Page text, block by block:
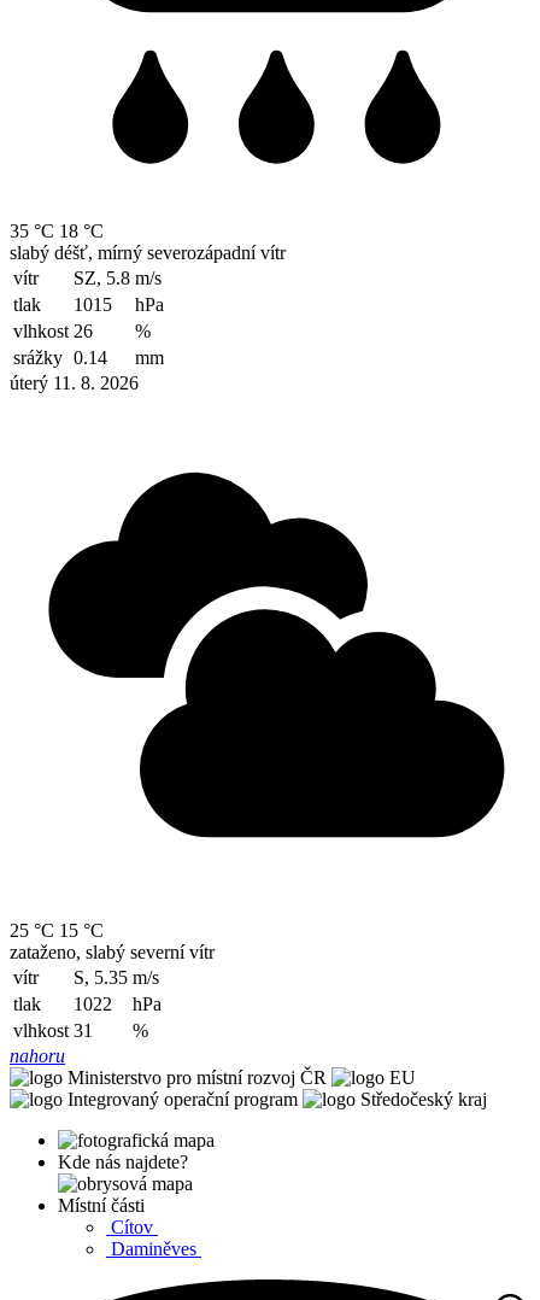
35 °C 18 °C
slabý déšť, mírný severozápadní vítr
vítr
SZ, 5.8 m/s
tlak
1015
hPa
vlhkost 26
%
srážky 0.14
mm
úterý 11. 8. 2026
25 °C 15 °C
zataženo, slabý severní vítr
vítr
S, 5.35 m/s
tlak
1022
hPa
vlhkost 31
%
nahoru
Kde nás najdete?
Místní části
Cítov
Daminěves